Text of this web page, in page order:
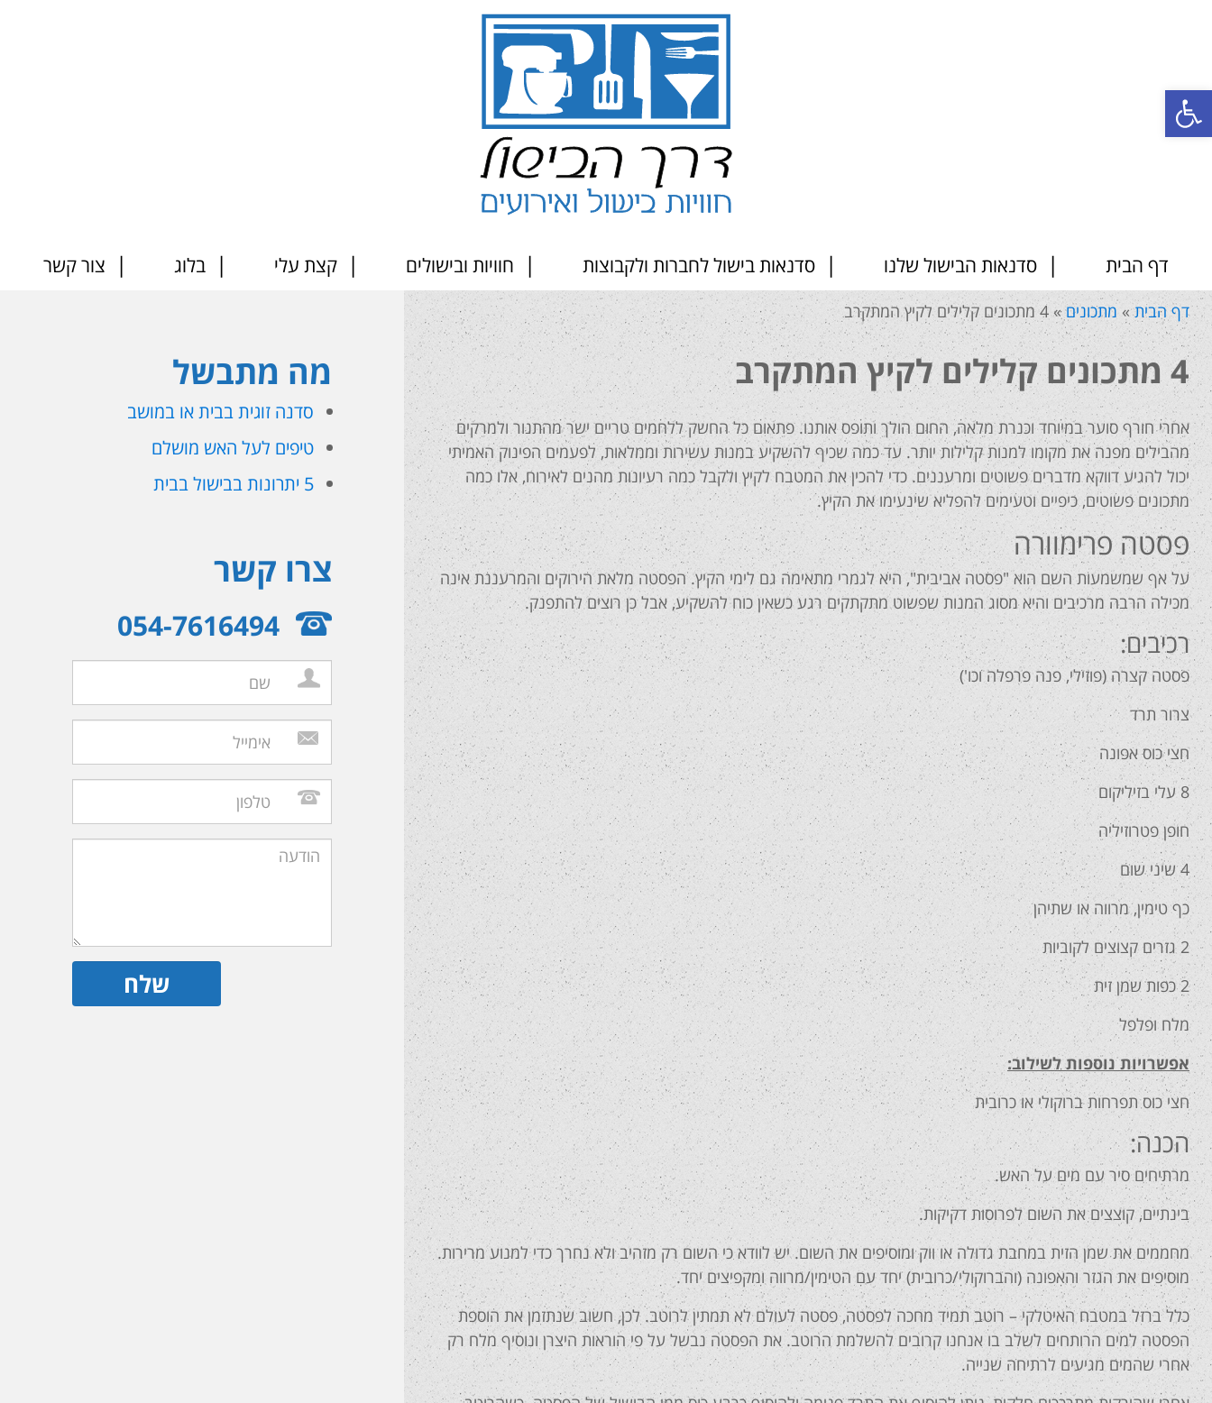
פתח סרגל נגישות
דף הבית סדנאות הבישול שלנו סדנאות בישול לחברות ולקבוצות חוויות ובישולים קצת עלי בלוג צור קשר
דף הבית» מתכונים» 4 מתכונים קלילים לקיץ המתקרב
4 מתכונים קלילים לקיץ המתקרב
אחרי חורף סוער במיוחד וכנרת מלאה, החום הולך ותופס אותנו. פתאום כל החשק ללחמים טריים ישר מהתנור ולמרקים
מהבילים מפנה את מקומו למנות קלילות יותר. עד כמה שכיף להשקיע במנות עשירות וממלאות, לפעמים הפינוק האמיתי
יכול להגיע דווקא מדברים פשוטים ומרעננים. כדי להכין את המטבח לקיץ ולקבל כמה רעיונות מהנים לאירוח, אלו כמה
מתכונים פשוטים, כיפיים וטעימים להפליא שינעימו את הקיץ.
פסטה פרימוורה
על אף שמשמעות השם הוא "פסטה אביבית", היא לגמרי מתאימה גם לימי הקיץ. הפסטה מלאת הירוקים והמרעננת אינה
מכילה הרבה מרכיבים והיא מסוג המנות שפשוט מתקתקים רגע כשאין כוח להשקיע, אבל כן רוצים להתפנק.
רכיבים:
פסטה קצרה (פוזילי, פנה פרפלה וכו')
צרור תרד
חצי כוס אפונה
8 עלי בזיליקום
חופן פטרוזיליה
4 שיני שום
כף טימין, מרווה או שתיהן
2 גזרים קצוצים לקוביות
2 כפות שמן זית
מלח ופלפל
אפשרויות נוספות לשילוב:
חצי כוס תפרחות ברוקולי או כרובית
הכנה:
מרתיחים סיר עם מים על האש.
בינתיים, קוצצים את השום לפרוסות דקיקות.
מחממים את שמן הזית במחבת גדולה או ווק ומוסיפים את השום. יש לוודא כי השום רק מזהיב ולא נחרך כדי למנוע מרירות.
מוסיפים את הגזר והאפונה (והברוקולי/כרובית) יחד עם הטימין/מרווה ומקפיצים יחד.
כלל ברזל במטבח האיטלקי – רוטב תמיד מחכה לפסטה, פסטה לעולם לא תמתין לרוטב. לכן, חשוב שנתזמן את הוספת
הפסטה למים הרותחים לשלב בו אנחנו קרובים להשלמת הרוטב. את הפסטה נבשל על פי הוראות היצרן ונוסיף מלח רק
אחרי שהמים מגיעים לרתיחה שנייה.
מה מתבשל
סדנה זוגית בבית או במושב
טיפים לעל האש מושלם
5 יתרונות בבישול בבית
צרו קשר